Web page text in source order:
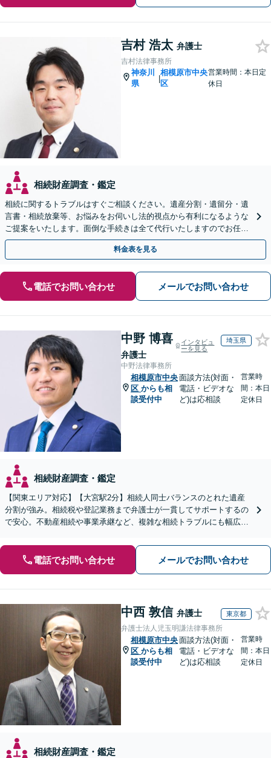
吉村 浩太 弁護士
吉村法律事務所
神奈川
県
|
相模原市中央
区
営業時間：本日定
休日
相続財産調査・鑑定
相続に関するトラブルはすぐご相談ください。遺産分割・遺留分・遺
言書・相続放棄等、お悩みをお伺いし法的視点から有利になるような
ご提案をいたします。面倒な手続きは全て代行いたしますのでお任せ
ください！【JR相模原駅徒歩12分】
料金表を見る
電話でお問い合わせ メールでお問い合わせ
中野 博喜
弁護士
インタビュ
ーを見る
埼玉県
中野法律事務所
相模原市中央
区 からも相
談受付中
面談方法(対面・
電話・ビデオな
ど)は応相談
営業時
間：本日
定休日
相続財産調査・鑑定
【関東エリア対応】【大宮駅2分】相続人同士バランスのとれた遺産
分割が強み。相続税や登記業務まで弁護士が一貫してサポートするの
で安心。不動産相続や事業承継など、複雑な相続トラブルにも幅広く
電話でお問い合わせ メールでお問い合わせ
中西 敦信 弁護士 東京都
弁護士法人児玉明謙法律事務所
相模原市中央
区 からも相
談受付中
面談方法(対面・
電話・ビデオな
ど)は応相談
営業時
間：本日
定休日
相続財産調査・鑑定